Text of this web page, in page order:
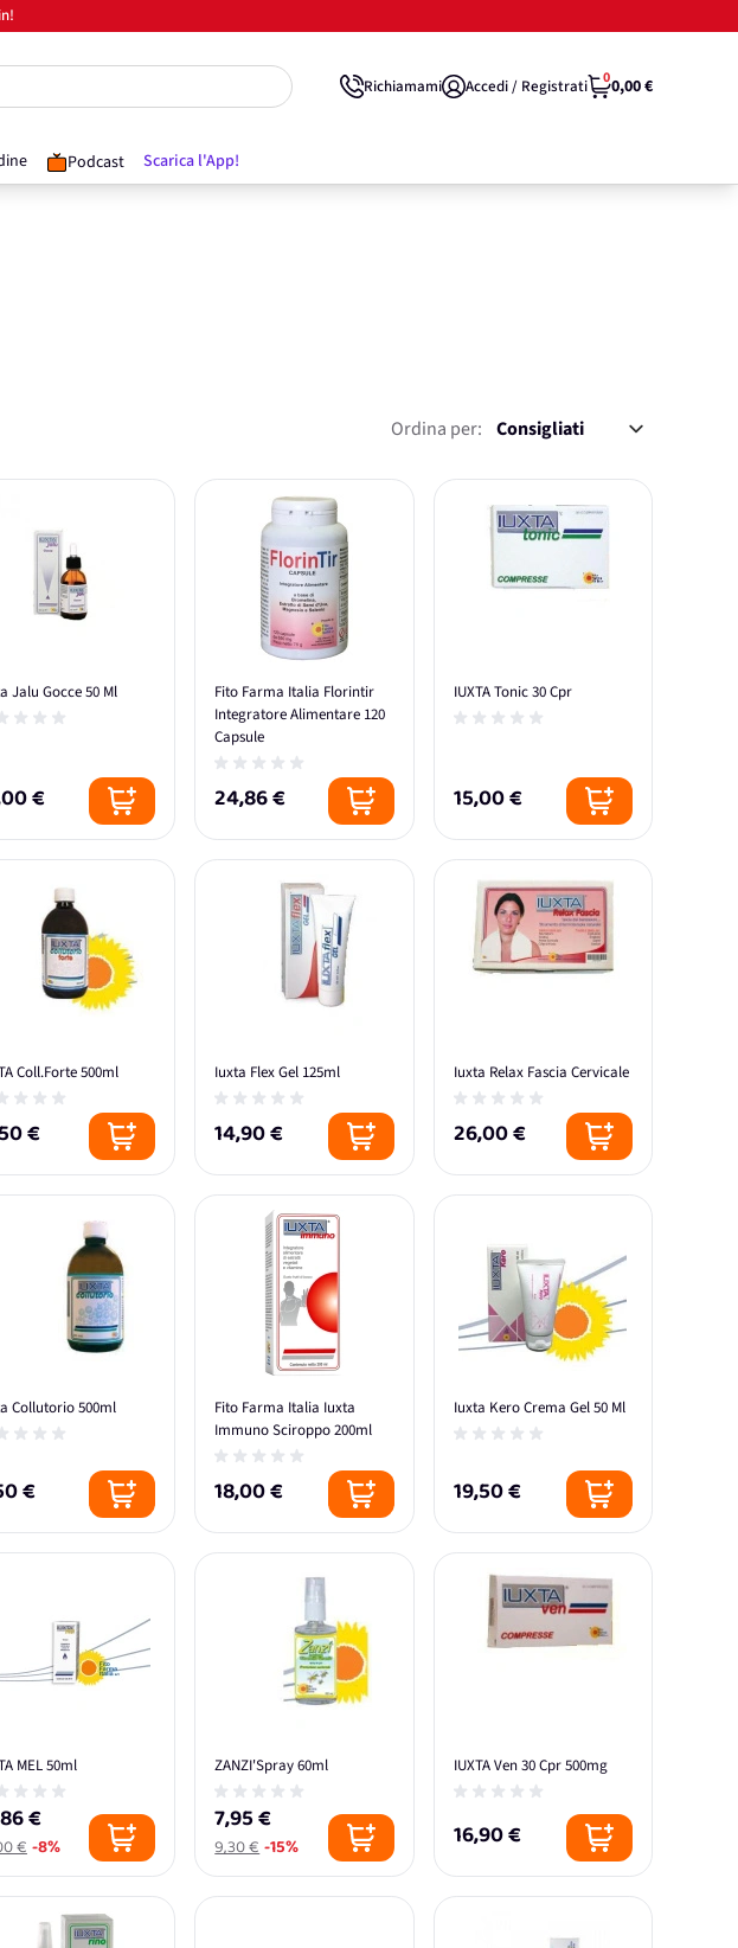
Podcast Scarica l'App!
Richiamami Accedi / Registrati 00,00 €
Ordina per:
Jalu Gocce 50 Ml
€
Fito Farma Italia Florintir
Integratore Alimentare 120
Capsule
24,86 €
IUXTA Tonic 30 Cpr
15,00 €
Coll.Forte 500ml
€
Iuxta Flex Gel 125ml
14,90 €
Iuxta Relax Fascia Cervicale
26,00 €
Collutorio 500ml
€
Fito Farma Italia Iuxta
Immuno Sciroppo 200ml
18,00 €
Iuxta Kero Crema Gel 50 Ml
19,50 €
MEL 50ml
€
€-8%
ZANZI'Spray 60ml
7,95 €
9,30 €-15%
IUXTA Ven 30 Cpr 500mg
16,90 €